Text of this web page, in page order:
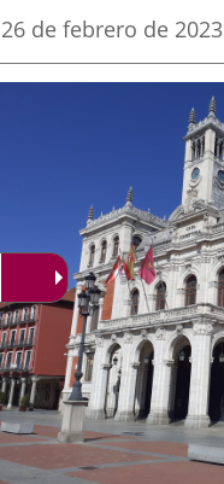
Fecha
la
26 de febrero de 2023